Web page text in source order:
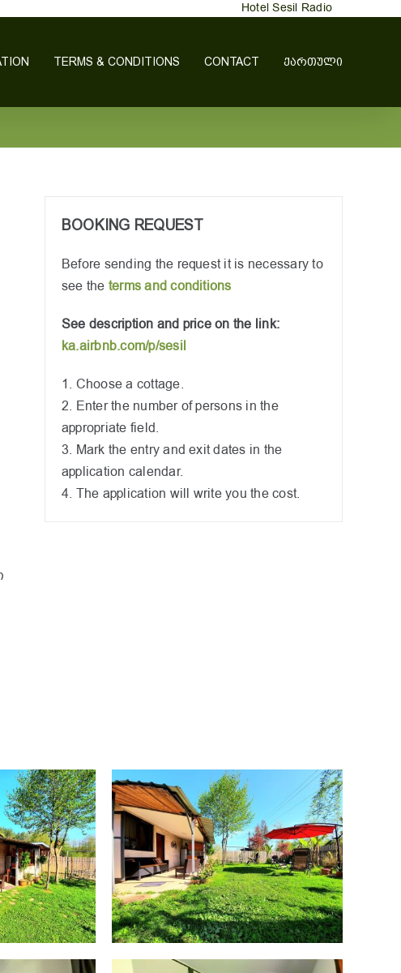
Hotel Sesil Radio
TERMS & CONDITIONS CONTACT ᲥᲐᲠᲗᲣᲚᲘ
BOOKING REQUEST
Before sending the request it is necessary to
see the terms and conditions
See description and price on the link:
ka.airbnb.com/p/sesil
1. Choose a cottage.
2. Enter the number of persons in the
appropriate field.
3. Mark the entry and exit dates in the
application calendar.
4. The application will write you the cost.